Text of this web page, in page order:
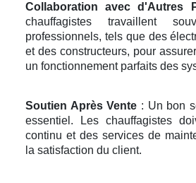
Collaboration avec d'Autres
chauffagistes travaillent
professionnels, tels que des
et des constructeurs, pour
un fonctionnement parfaits des
Soutien Après Vente : Un bon
essentiel. Les chauffagistes
continu et des services de
la satisfaction du client.